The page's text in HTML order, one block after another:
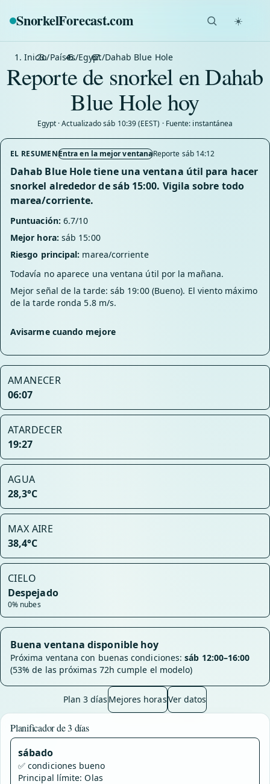
SnorkelForecast.com ☀️
Inicio/Países/Egypt/Dahab Blue Hole
Reporte de snorkel en Dahab
Blue Hole hoy
Egypt · Actualizado sáb 10:39 (EEST) · Fuente: instantánea
EL RESUMENEntra en la mejor ventanaReporte sáb 14:12
Dahab Blue Hole tiene una ventana útil para hacer
snorkel alrededor de sáb 15:00. Vigila sobre todo
marea/corriente.
Puntuación: 6.7/10
Mejor hora: sáb 15:00
Riesgo principal: marea/corriente
Todavía no aparece una ventana útil por la mañana.
Mejor señal de la tarde: sáb 19:00 (Bueno). El viento máximo
de la tarde ronda 5.8 m/s.
Avisarme cuando mejore
AMANECER
06:07
ATARDECER
19:27
AGUA
28,3°C
MAX AIRE
38,4°C
CIELO
Despejado
0% nubes
Buena ventana disponible hoy
Próxima ventana con buenas condiciones:sáb 12:00–16:00
(53% de las próximas 72h cumple el modelo)
Plan 3 días Mejores horasVer datos
Planificador de 3 días
sábado
✅condiciones bueno
Principal límite: Olas